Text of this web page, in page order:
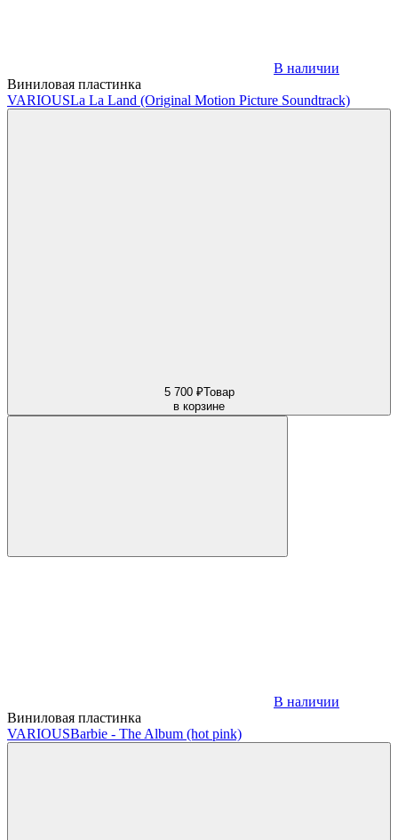
В наличии
Виниловая пластинка
VARIOUSLa La Land (Original Motion Picture Soundtrack)
5 700 ₽Товар
в корзине
В наличии
Виниловая пластинка
VARIOUSBarbie - The Album (hot pink)